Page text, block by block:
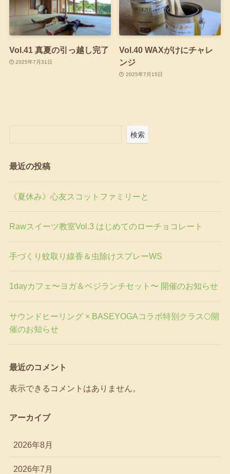
Vol.41 真夏の引っ越し完了
2025年7月31日
Vol.40 WAXがけにチャレ
ンジ
2025年7月15日
検索
最近の投稿
《夏休み》心友スコットファミリーと
Rawスイーツ教室Vol.3 はじめてのローチョコレート
手づくり蚊取り線香＆虫除けスプレーWS
1dayカフェ〜ヨガ＆ベジランチセット〜 開催のお知らせ
サウンドヒーリング × BASEYOGAコラボ特別クラス🌕開
催のお知らせ
最近のコメント
表示できるコメントはありません。
アーカイブ
2026年8月
2026年7月